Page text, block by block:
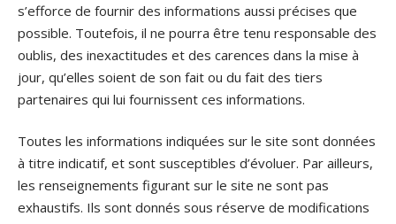
s’efforce de fournir des informations aussi précises que
possible. Toutefois, il ne pourra être tenu responsable des
oublis, des inexactitudes et des carences dans la mise à
jour, qu’elles soient de son fait ou du fait des tiers
partenaires qui lui fournissent ces informations.
Toutes les informations indiquées sur le site sont données
à titre indicatif, et sont susceptibles d’évoluer. Par ailleurs,
les renseignements figurant sur le site ne sont pas
exhaustifs. Ils sont donnés sous réserve de modifications